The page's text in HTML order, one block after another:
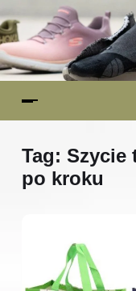
Tag: Szycie
po kroku